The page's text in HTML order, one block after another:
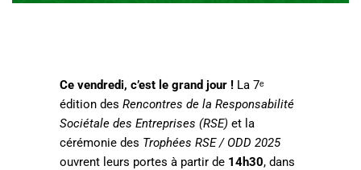
Ce vendredi, c’est le grand jour ! La 7ᵉ
édition des Rencontres de la Responsabilité
Sociétale des Entreprises (RSE) et la
cérémonie des Trophées RSE / ODD 2025
ouvrent leurs portes à partir de 14h30, dans